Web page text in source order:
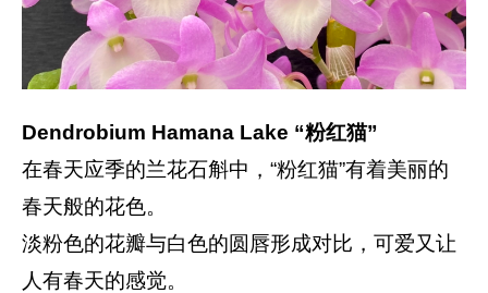
Dendrobium Hamana Lake “粉红猫”
在春天应季的兰花石斛中，“粉红猫”有着美丽的
春天般的花色。
淡粉色的花瓣与白色的圆唇形成对比，可爱又让
人有春天的感觉。